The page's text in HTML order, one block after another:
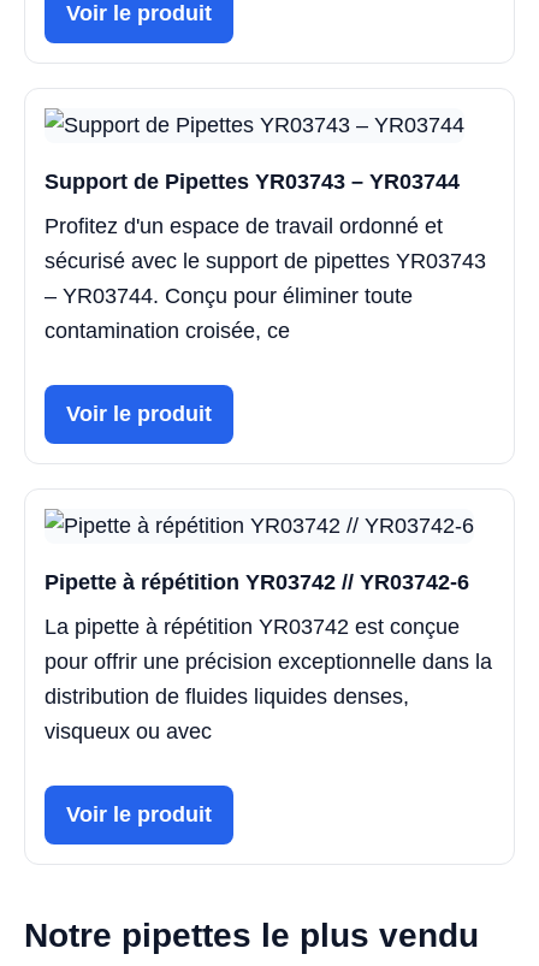
Voir le produit
Support de Pipettes YR03743 – YR03744
Profitez d'un espace de travail ordonné et
sécurisé avec le support de pipettes YR03743
– YR03744. Conçu pour éliminer toute
contamination croisée, ce
Voir le produit
Pipette à répétition YR03742 // YR03742-6
La pipette à répétition YR03742 est conçue
pour offrir une précision exceptionnelle dans la
distribution de fluides liquides denses,
visqueux ou avec
Voir le produit
Notre pipettes le plus vendu